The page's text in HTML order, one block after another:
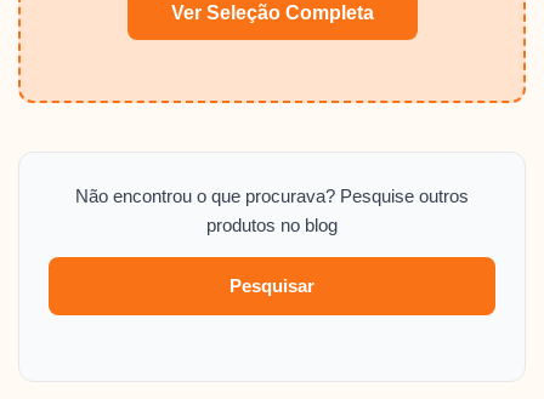
Ver Seleção Completa
Não encontrou o que procurava? Pesquise outros
produtos no blog
Pesquisar